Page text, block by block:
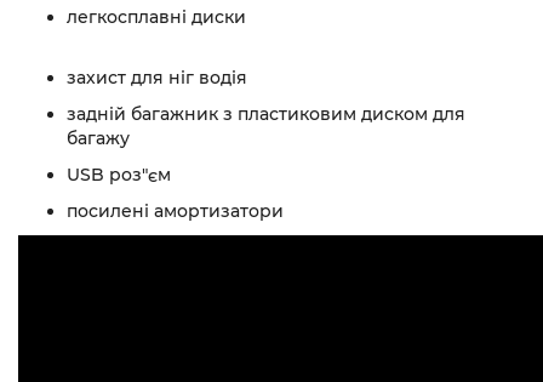
легкосплавні диски
захист для ніг водія
задній багажник з пластиковим диском для
багажу
USB роз"єм
посилені амортизатори